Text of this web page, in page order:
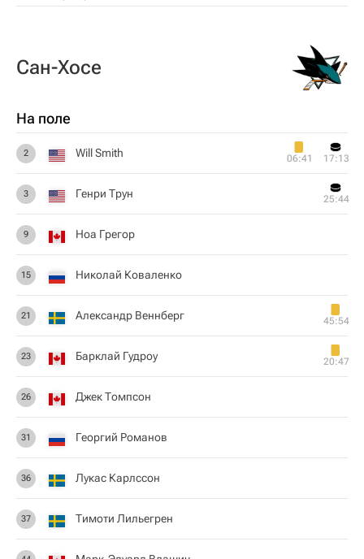
Сан-Хосе
На поле
2 Will Smith 06:41 17:13
3 Генри Трун 25:44
9 Ноа Грегор
15 Николай Коваленко
21 Александр Веннберг 45:54
23 Барклай Гудроу 20:47
26 Джек Томпсон
31 Георгий Романов
36 Лукас Карлссон
37 Тимоти Лильегрен